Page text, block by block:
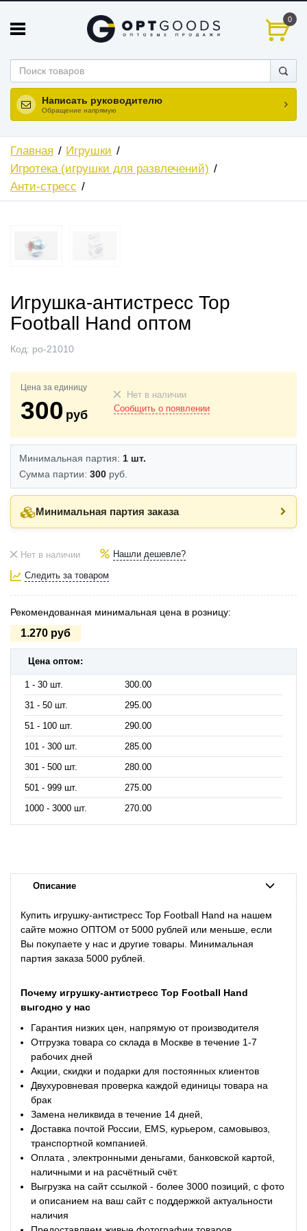
0
Написать руководителю
Обращение напрямую
Главная
Игрушки
Игротека (игрушки для развлечений)
Анти-стресс
ХИТ
Игрушка-антистресс Top
Football Hand оптом
Код: po-21010
Цена за единицу
300 руб
Нет в наличии
Сообщить о появлении
Минимальная партия: 1 шт.
Сумма партии: 300 руб.
Минимальная партия заказа
Нет в наличии Нашли дешевле?
Следить за товаром
Рекомендованная минимальная цена в розницу:
1.270 руб
Цена оптом:
1 - 30 шт.
300.00
31 - 50 шт.
295.00
51 - 100 шт.
290.00
101 - 300 шт.
285.00
301 - 500 шт.
280.00
501 - 999 шт.
275.00
1000 - 3000 шт.
270.00
Описание
Купить игрушку-антистресс Top Football Hand на нашем
сайте можно ОПТОМ от 5000 рублей или меньше, если
Вы покупаете у нас и другие товары. Минимальная
партия заказа 5000 рублей.
Почему игрушку-антистресс Top Football Hand
выгодно у нас
Гарантия низких цен, напрямую от производителя
Отгрузка товара со склада в Москве в течение 1-7
рабочих дней
Акции, скидки и подарки для постоянных клиентов
Двухуровневая проверка каждой единицы товара на
брак
Замена неликвида в течение 14 дней,
Доставка почтой России, EMS, курьером, самовывоз,
транспортной компанией.
Оплата , электронными деньгами, банковской картой,
наличными и на расчётный счёт.
Выгрузка на сайт ссылкой - более 3000 позиций, с фото
и описанием на ваш сайт с поддержкой актуальности
наличия